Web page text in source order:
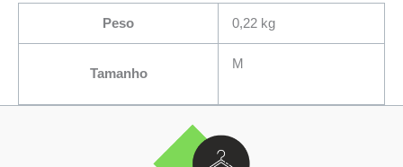
Peso 0,22 kg
Tamanho
M